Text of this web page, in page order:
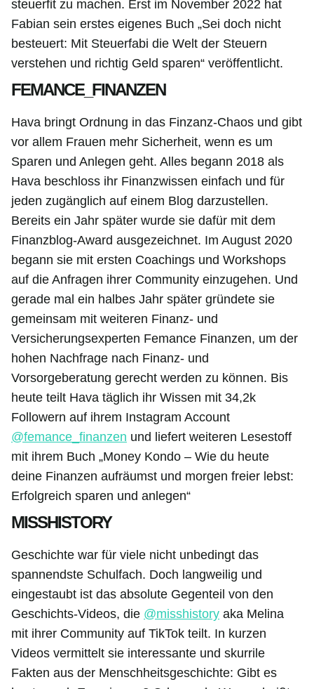
steuerfit zu machen. Erst im November 2022 hat
Fabian sein erstes eigenes Buch „Sei doch nicht
besteuert: Mit Steuerfabi die Welt der Steuern
verstehen und richtig Geld sparen“ veröffentlicht.
FEMANCE_FINANZEN
Hava bringt Ordnung in das Finzanz-Chaos und gibt
vor allem Frauen mehr Sicherheit, wenn es um
Sparen und Anlegen geht. Alles begann 2018 als
Hava beschloss ihr Finanzwissen einfach und für
jeden zugänglich auf einem Blog darzustellen.
Bereits ein Jahr später wurde sie dafür mit dem
Finanzblog-Award ausgezeichnet. Im August 2020
begann sie mit ersten Coachings und Workshops
auf die Anfragen ihrer Community einzugehen. Und
gerade mal ein halbes Jahr später gründete sie
gemeinsam mit weiteren Finanz- und
Versicherungsexperten Femance Finanzen, um der
hohen Nachfrage nach Finanz- und
Vorsorgeberatung gerecht werden zu können. Bis
heute teilt Hava täglich ihr Wissen mit 34,2k
Followern auf ihrem Instagram Account
@femance_finanzen und liefert weiteren Lesestoff
mit ihrem Buch „Money Kondo – Wie du heute
deine Finanzen aufräumst und morgen freier lebst:
Erfolgreich sparen und anlegen“
MISSHISTORY
Geschichte war für viele nicht unbedingt das
spannendste Schulfach. Doch langweilig und
eingestaubt ist das absolute Gegenteil von den
Geschichts-Videos, die @misshistory aka Melina
mit ihrer Community auf TikTok teilt. In kurzen
Videos vermittelt sie interessante und skurrile
Fakten aus der Menschheitsgeschichte: Gibt es